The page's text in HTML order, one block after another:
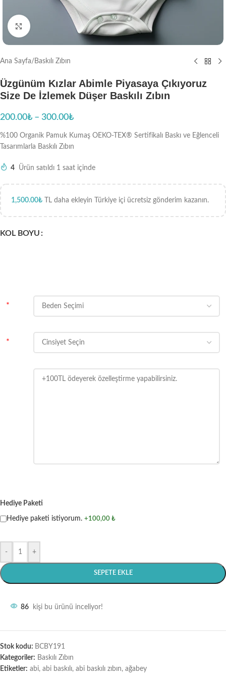
Büyütmek için tıklayın
Ana Sayfa/ Baskılı Zıbın
Üzgünüm Kızlar Abimle Piyasaya Çıkıyoruz
Size De İzlemek Düşer Baskılı Zıbın
200.00₺ – 300.00₺
%100 Organik Pamuk Kumaş OEKO-TEX® Sertifikalı Baskı ve Eğlenceli
Tasarımlarla Baskılı Zıbın
4 Ürün satıldı 1 saat içinde
1,500.00₺ TL daha ekleyin Türkiye içi ücretsiz gönderim kazanın.
KOL BOYU
*
*
Hediye Paketi
Hediye paketi istiyorum. +100,00 ₺
- +
SEPETE EKLE
86 kişi bu ürünü inceliyor!
Stok kodu: BCBY191
Kategoriler: Baskılı Zıbın
Etiketler: abi, abi baskılı, abi baskılı zıbın, ağabey